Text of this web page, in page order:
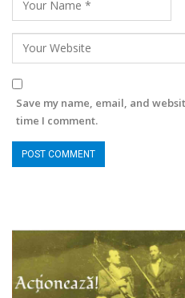
Save my name, email, and
time I comment.